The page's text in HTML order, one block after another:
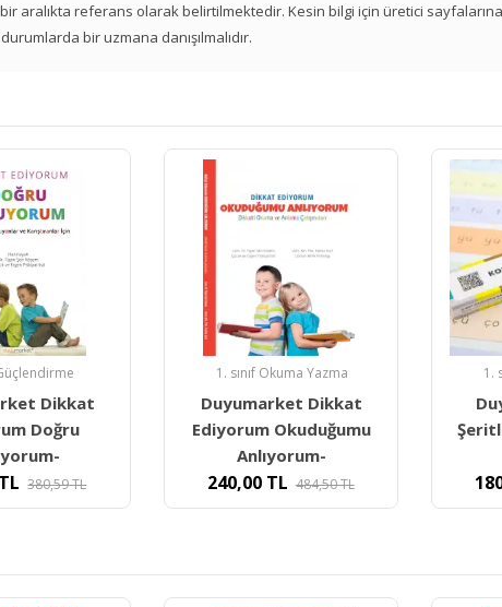
aralıkta referans olarak belirtilmektedir. Kesin bilgi için üretici
bir uzmana danışılmalıdır.
Yazma
Dikkat
Okuduğumu
TL 484,50TL
1. sınıf Okuma Yazma
Duyumarket Hece
Şeritleri- İlk Okuma Ve
Hızlı
180,00TL 271,19TL